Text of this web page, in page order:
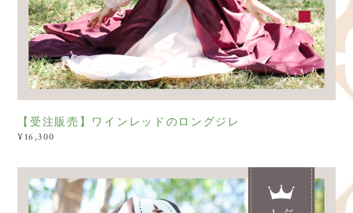
【受注販売】ワインレッドのロングジレ
¥16,300